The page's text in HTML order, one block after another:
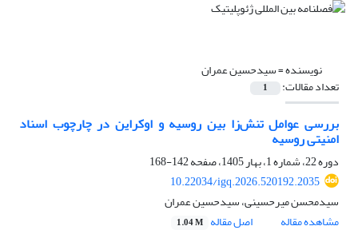
نویسنده =سیدحسین عمران
تعداد مقالات: 1
بررسی عوامل تنش‌زا بین روسیه و اوکراین در چارچوب اسناد
امنیتی روسیه
دوره 22، شماره 1، بهار 1405، صفحه
142-168
10.22034/igq.2026.520192.2035
سیدمحسن میرحسینی، سیدحسین عمران
مشاهده مقاله
اصل مقاله 1.04 M